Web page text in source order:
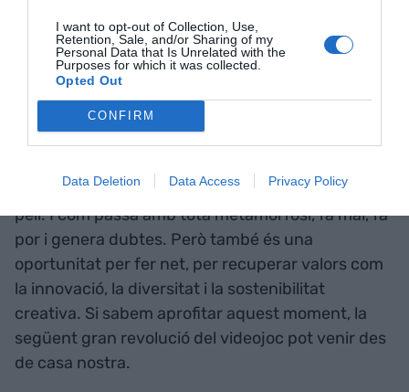
I want to opt-out of Collection, Use,
Retention, Sale, and/or Sharing of my
Personal Data that Is Unrelated with the
Purposes for which it was collected.
Opted Out
CONFIRM
Data Deletion Data Access Privacy Policy
que cal és suport institucional, apostes
formatives, i una mirada estratègica de país. No
podem competir només amb costos; hem de
competir amb idees. I sembla que
.
Els videojocs no estan en crisi. Estan canviant de
pell. I com passa amb tota metamorfosi, fa mal, fa
por i genera dubtes. Però també és una
oportunitat per fer net, per recuperar valors com
la innovació, la diversitat i la sostenibilitat
creativa. Si sabem aprofitar aquest moment, la
següent gran revolució del videojoc pot venir des
de casa nostra.